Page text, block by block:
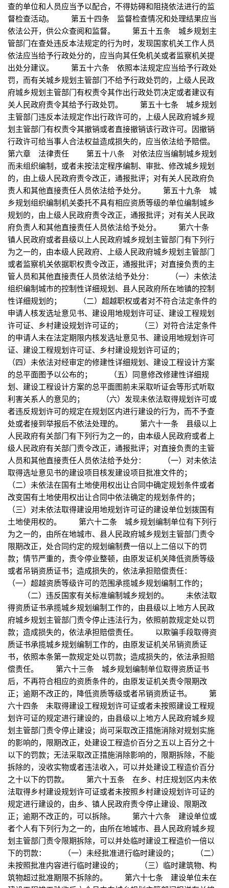
查的单位和人员应当予以配合，不得妨碍和阻挠依法进行的监
督检查活动。 第五十四条 监督检查情况和处理结果应当
依法公开，供公众查阅和监督。 第五十五条 城乡规划主
管部门在查处违反本法规定的行为时，发现国家机关工作人员
依法应当给予行政处分的，应当向其任免机关或者监察机关提
出处分建议。 第五十六条 依照本法规定应当给予行政处
罚，而有关城乡规划主管部门不给予行政处罚的，上级人民政
府城乡规划主管部门有权责令其作出行政处罚决定或者建议有
关人民政府责令其给予行政处罚。 第五十七条 城乡规划
主管部门违反本法规定作出行政许可的，上级人民政府城乡规
划主管部门有权责令其撤销或者直接撤销该行政许可。因撤销
行政许可给当事人合法权益造成损失的，应当依法给予赔偿。
第六章 法律责任 第五十八条 对依法应当编制城乡规划
而未组织编制，或者未按法定程序编制、审批、修改城乡规划
的，由上级人民政府责令改正，通报批评；对有关人民政府负
责人和其他直接责任人员依法给予处分。 第五十九条 城
乡规划组织编制机关委托不具有相应资质等级的单位编制城乡
规划的，由上级人民政府责令改正，通报批评；对有关人民政
府负责人和其他直接责任人员依法给予处分。 第六十条
镇人民政府或者县级以上人民政府城乡规划主管部门有下列行
为之一的，由本级人民政府、上级人民政府城乡规划主管部门
或者监察机关依据职权责令改正，通报批评；对直接负责的主
管人员和其他直接责任人员依法给予处分： （一）未依法
组织编制城市的控制性详细规划、县人民政府所在地镇的控制
性详细规划的； （二）超越职权或者对不符合法定条件的
申请人核发选址意见书、建设用地规划许可证、建设工程规划
许可证、乡村建设规划许可证的； （三）对符合法定条件
的申请人未在法定期限内核发选址意见书、建设用地规划许可
证、建设工程规划许可证、乡村建设规划许可证的；
（四）未依法对经审定的修建性详细规划、建设工程设计方案
的总平面图予以公布的； （五）同意修改修建性详细规
划、建设工程设计方案的总平面图前未采取听证会等形式听取
利害关系人的意见的； （六）发现未依法取得规划许可或
者违反规划许可的规定在规划区内进行建设的行为，而不予查
处或者接到举报后不依法处理的。 第六十一条 县级以上
人民政府有关部门有下列行为之一的，由本级人民政府或者上
级人民政府有关部门责令改正，通报批评；对直接负责的主管
人员和其他直接责任人员依法给予处分： （一）对未依法
取得选址意见书的建设项目核发建设项目批准文件的；
（二）未依法在国有土地使用权出让合同中确定规划条件或者
改变国有土地使用权出让合同中依法确定的规划条件的；
（三）对未依法取得建设用地规划许可证的建设单位划拨国有
土地使用权的。 第六十二条 城乡规划编制单位有下列行
为之一的，由所在地城市、县人民政府城乡规划主管部门责令
限期改正，处合同约定的规划编制费一倍以上二倍以下的罚
款；情节严重的，责令停业整顿，由原发证机关降低资质等级
或者吊销资质证书；造成损失的，依法承担赔偿责任：
（一）超越资质等级许可的范围承揽城乡规划编制工作的；
（二）违反国家有关标准编制城乡规划的。 未依法取
得资质证书承揽城乡规划编制工作的，由县级以上地方人民政
府城乡规划主管部门责令停止违法行为，依照前款规定处以罚
款；造成损失的，依法承担赔偿责任。 以欺骗手段取得资
质证书承揽城乡规划编制工作的，由原发证机关吊销资质证
书，依照本条第一款规定处以罚款；造成损失的，依法承担赔
偿责任。 第六十三条 城乡规划编制单位取得资质证书
后，不再符合相应的资质条件的，由原发证机关责令限期改
正；逾期不改正的，降低资质等级或者吊销资质证书。 第
六十四条 未取得建设工程规划许可证或者未按照建设工程规
划许可证的规定进行建设的，由县级以上地方人民政府城乡规
划主管部门责令停止建设；尚可采取改正措施消除对规划实施
的影响的，限期改正，处建设工程造价百分之五以上百分之十
以下的罚款；无法采取改正措施消除影响的，限期拆除，不能
拆除的，没收实物或者违法收入，可以并处建设工程造价百分
之十以下的罚款。 第六十五条 在乡、村庄规划区内未依
法取得乡村建设规划许可证或者未按照乡村建设规划许可证的
规定进行建设的，由乡、镇人民政府责令停止建设、限期改
正；逾期不改正的，可以拆除。 第六十六条 建设单位或
者个人有下列行为之一的，由所在地城市、县人民政府城乡规
划主管部门责令限期拆除，可以并处临时建设工程造价一倍以
下的罚款： （一）未经批准进行临时建设的； （二）
未按照批准内容进行临时建设的； （三）临时建筑物、构
筑物超过批准期限不拆除的。 第六十七条 建设单位未在